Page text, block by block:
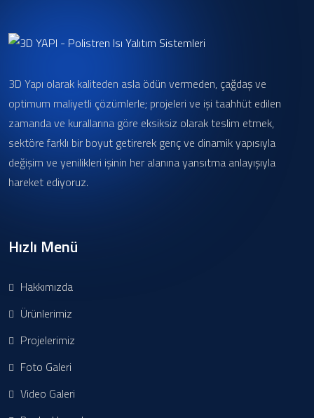
Atlas Panel Hazır Duvar Sistemleri
3D Yapı olarak kaliteden asla ödün vermeden, çağdaş ve
optimum maliyetli çözümlerle; projeleri ve işi taahhüt edilen
zamanda ve kurallarına göre eksiksiz olarak teslim etmek,
sektöre farklı bir boyut getirerek genç ve dinamik yapısıyla
değişim ve yenilikleri işinin her alanına yansıtma anlayışıyla
hareket ediyoruz.
Hızlı Menü
Hakkımızda
Ürünlerimiz
Projelerimiz
Foto Galeri
Video Galeri